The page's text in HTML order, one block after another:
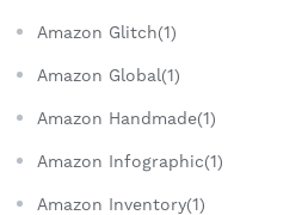
Amazon Glitch(1)
Amazon Global(1)
Amazon Handmade(1)
Amazon Infographic(1)
Amazon Inventory(1)